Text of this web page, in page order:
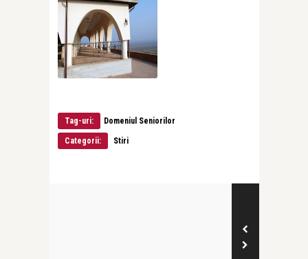
Tag-uri: Domeniul Seniorilor
Categorii: Stiri